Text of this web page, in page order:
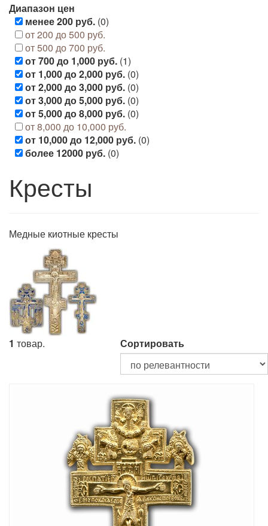
Диапазон цен
менее 200 руб. (0)
от 200 до 500 руб.
от 500 до 700 руб.
от 700 до 1,000 руб. (1)
от 1,000 до 2,000 руб. (0)
от 2,000 до 3,000 руб. (0)
от 3,000 до 5,000 руб. (0)
от 5,000 до 8,000 руб. (0)
от 8,000 до 10,000 руб.
от 10,000 до 12,000 руб. (0)
более 12000 руб. (0)
Кресты
Медные киотные кресты
1 товар. Сортировать